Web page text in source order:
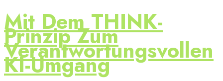
Mit Dem THINK-
Prinzip Zum
Verantwortungsvollen
KI-Umgang